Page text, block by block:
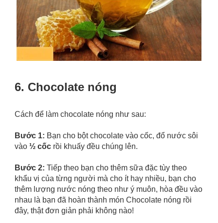
6. Chocolate nóng
Cách để làm chocolate nóng như sau:
Bước 1: Bạn cho bột chocolate vào cốc, đổ nước sôi
vào ½ cốc rồi khuấy đều chúng lên.
Bước 2: Tiếp theo bạn cho thêm sữa đặc tùy theo
khẩu vị của từng người mà cho ít hay nhiều, bạn cho
thêm lượng nước nóng theo như ý muôn, hòa đều vào
nhau là bạn đã hoàn thành món Chocolate nóng rồi
đây, thật đơn giản phải không nào!